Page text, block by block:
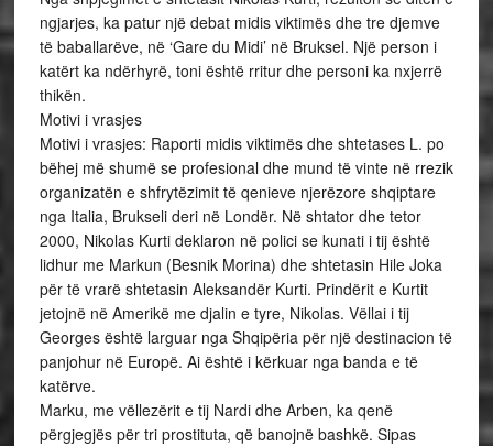
ngjarjes, ka patur një debat midis viktimës dhe tre djemve
të baballarëve, në ‘Gare du Midi’ në Bruksel. Një person i
katërt ka ndërhyrë, toni është rritur dhe personi ka nxjerrë
thikën.
Motivi i vrasjes
Motivi i vrasjes: Raporti midis viktimës dhe shtetases L. po
bëhej më shumë se profesional dhe mund të vinte në rrezik
organizatën e shfrytëzimit të qenieve njerëzore shqiptare
nga Italia, Brukseli deri në Londër. Në shtator dhe tetor
2000, Nikolas Kurti deklaron në polici se kunati i tij është
lidhur me Markun (Besnik Morina) dhe shtetasin Hile Joka
për të vrarë shtetasin Aleksandër Kurti. Prindërit e Kurtit
jetojnë në Amerikë me djalin e tyre, Nikolas. Vëllai i tij
Georges është larguar nga Shqipëria për një destinacion të
panjohur në Europë. Ai është i kërkuar nga banda e të
katërve.
Marku, me vëllezërit e tij Nardi dhe Arben, ka qenë
përgjegjës për tri prostituta, që banojnë bashkë. Sipas